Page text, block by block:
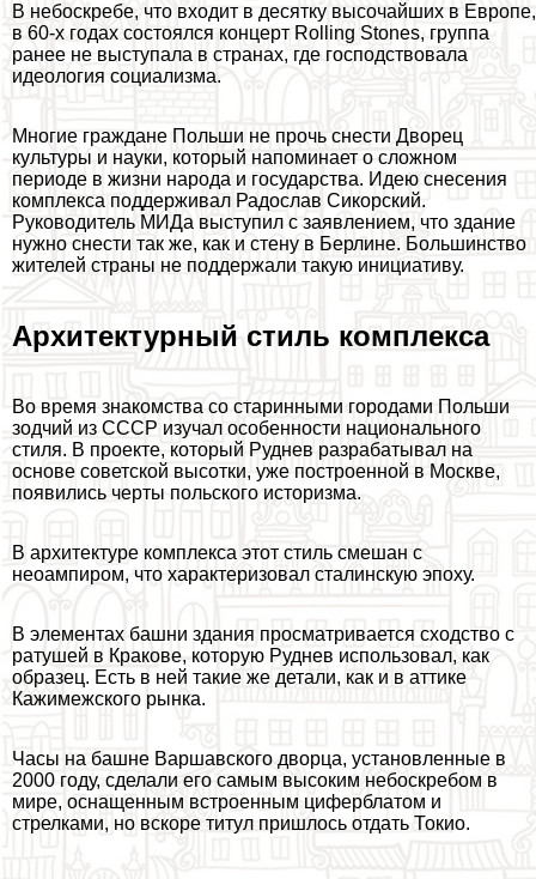
В небоскребе, что входит в десятку высочайших в Европе,
в 60-х годах состоялся концерт Rolling Stones, группа
ранее не выступала в странах, где господствовала
идеология социализма.
Многие граждане Польши не прочь снести Дворец
культуры и науки, который напоминает о сложном
периоде в жизни народа и государства. Идею снесения
комплекса поддерживал Радослав Сикорский.
Руководитель МИДа выступил с заявлением, что здание
нужно снести так же, как и стену в Берлине. Большинство
жителей страны не поддержали такую инициативу.
Архитектурный стиль комплекса
Во время знакомства со старинными городами Польши
зодчий из СССР изучал особенности национального
стиля. В проекте, который Руднев разpaбатывал на
основе советской высотки, уже построенной в Москве,
появились черты польского историзма.
В архитектуре комплекса этот стиль смешан с
неоампиром, что хаpaктеризовал сталинскую эпоху.
В элементах башни здания просматривается сходство с
ратушей в Кpaкове, которую Руднев использовал, как
образец. Есть в ней такие же детали, как и в аттике
Кажимежского рынка.
Часы на башне Варшавского дворца, установленные в
2000 году, сделали его самым высоким небоскребом в
мире, оснащенным встроенным циферблатом и
стрелками, но вскоре титул пришлось отдать Токио.